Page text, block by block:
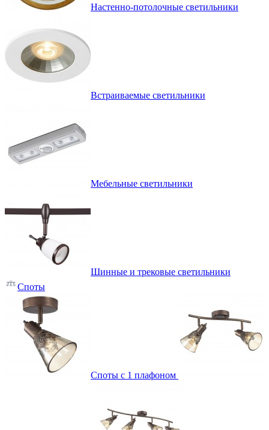
Настенно-потолочные светильники
Встраиваемые светильники
Мебельные светильники
Шинные и трековые светильники
Споты
Споты с 1 плафоном